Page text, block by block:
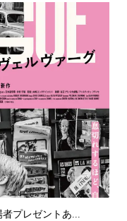
者プレゼントあ...